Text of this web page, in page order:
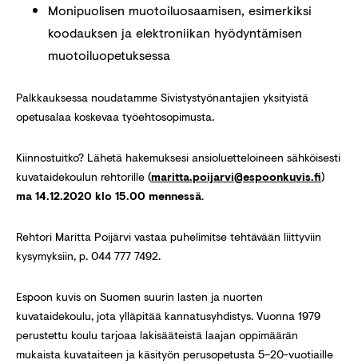
Monipuolisen muotoiluosaamisen, esimerkiksi
koodauksen ja elektroniikan hyödyntämisen
muotoiluopetuksessa
Palkkauksessa noudatamme Sivistystyönantajien yksityistä
opetusalaa koskevaa työehtosopimusta.
Kiinnostuitko? Lähetä hakemuksesi ansioluetteloineen sähköisesti
kuvataidekoulun rehtorille (maritta.poijarvi@espoonkuvis.fi)
ma 14.12.2020 klo 15.00 mennessä.
Rehtori Maritta Poijärvi vastaa puhelimitse tehtävään liittyviin
kysymyksiin, p. 044 777 7492.
Espoon kuvis on Suomen suurin lasten ja nuorten
kuvataidekoulu, jota ylläpitää kannatusyhdistys. Vuonna 1979
perustettu koulu tarjoaa lakisääteistä laajan oppimäärän
mukaista kuvataiteen ja käsityön perusopetusta 5–20-vuotiaille